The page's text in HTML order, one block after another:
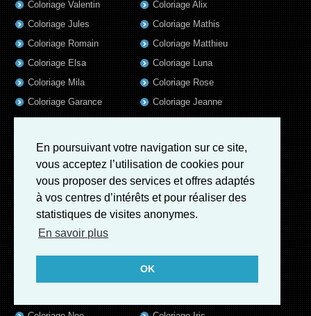
En poursuivant votre navigation sur ce site,
vous acceptez l’utilisation de cookies pour
vous proposer des services et offres adaptés
à vos centres d’intérêts et pour réaliser des
statistiques de visites anonymes.
En savoir plus
OK
Coloriage Valentin
Coloriage Jules
Coloriage Romain
Coloriage Elsa
Coloriage Mila
Coloriage Garance
Coloriage Marius
Coloriage Louis
Coloriage Eleonore
Coloriage Ava
Coloriage Simon
Coloriage Julien
Coloriage Lina
Coloriage Alix
Coloriage Mathis
Coloriage Matthieu
Coloriage Luna
Coloriage Rose
Coloriage Jeanne
Coloriage Benjamin
Coloriage Salome
Coloriage Matteo
Coloriage Ulysse
Coloriage Martin
Coloriage Heloïse